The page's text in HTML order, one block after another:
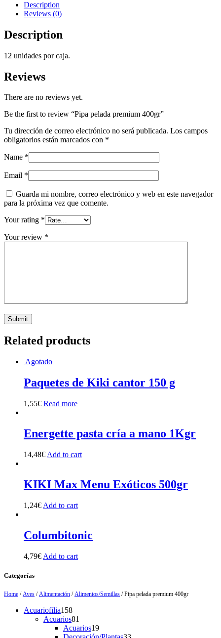
Description
Reviews (0)
Description
12 unidades por caja.
Reviews
There are no reviews yet.
Be the first to review “Pipa pelada premium 400gr”
Tu dirección de correo electrónico no será publicada. Los campos
obligatorios están marcados con *
Name *
Email *
Guarda mi nombre, correo electrónico y web en este navegador
para la próxima vez que comente.
Your rating *
Your review *
Related products
Agotado
Paquetes de Kiki cantor 150 g
1,55€ Read more
Energette pasta cría a mano 1Kgr
14,48€ Add to cart
KIKI Max Menu Exóticos 500gr
1,24€ Add to cart
Columbitonic
4,79€ Add to cart
Categorías
Home /Aves /Alimentación /Alimentos/Semillas / Pipa pelada premium 400gr
Acuariofilia158158
products
Acuarios81
products
Acuarios1919
products
33